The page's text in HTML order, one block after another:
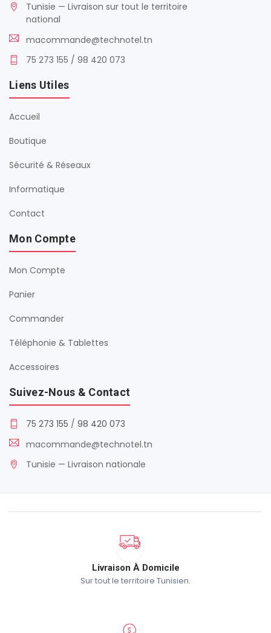
Tunisie — Livraison sur tout le territoire
national
macommande@technotel.tn
75 273 155 / 98 420 073
Liens Utiles
Accueil
Boutique
Sécurité & Réseaux
Informatique
Contact
Mon Compte
Mon Compte
Panier
Commander
Téléphonie & Tablettes
Accessoires
Suivez-Nous & Contact
75 273 155 / 98 420 073
macommande@technotel.tn
Tunisie — Livraison nationale
Livraison À Domicile
Sur tout le territoire Tunisien.